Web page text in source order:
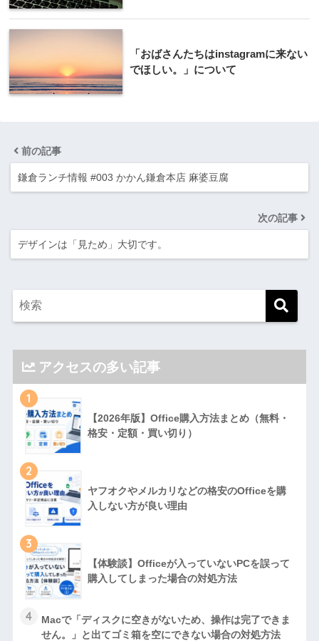
「おばさんたちはinstagramに来ない
でほしい。」について
前の記事
鎌倉ランチ情報 #003 かかん鎌倉本店 麻婆豆腐
次の記事
デザインは「見ため」大切です。
アクセスの多い記事
1
【2026年版】Office購入方法まとめ（無料・
格安・定額・買い切り）
2
ヤフオクやメルカリなどの格安のOfficeを購
入しない方が良い理由
3
【体験談】Officeが入っていないPCを誤って
購入してしまった場合の対処方法
4
Macで「ディスクに空きがないため、操作は完了できま
せん。」と出てゴミ箱を空にできない場合の対処方法